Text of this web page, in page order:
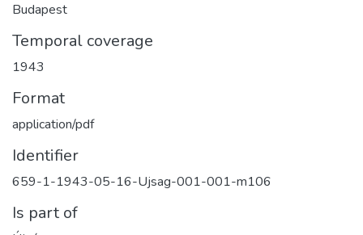
Budapest
Temporal coverage
1943
Format
application/pdf
Identifier
659-1-1943-05-16-Ujsag-001-001-m106
Is part of